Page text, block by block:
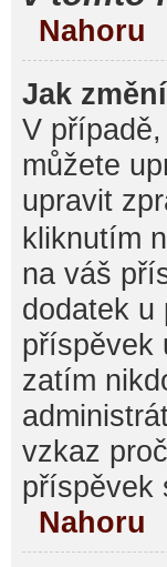
Nahoru
Jak
V
můžete
upravit
kliknutím
na váš
dodatek u
příspěvek
zatím
vzkaz
příspěvek
Nahoru